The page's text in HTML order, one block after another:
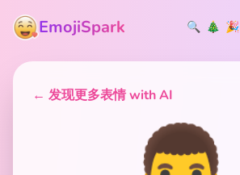
EmojiSpark 🔍 🎄 🎉
← 发现更多表情 with AI